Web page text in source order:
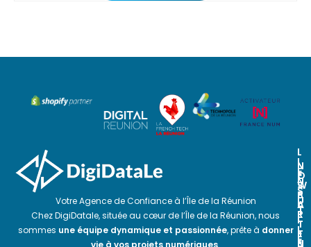
Votre Agence de Confiance à l’Île de la Réunion
Chez DigiDatale, située au cœur de l’Île de la Réunion, nous
sommes une équipe dynamique et passionnée, prête à donner
L
I
E
N
S
U
T
I
L
E
N
O
S
P
A
R
T
E
N
N
E
W
S
L
E
T
T
E